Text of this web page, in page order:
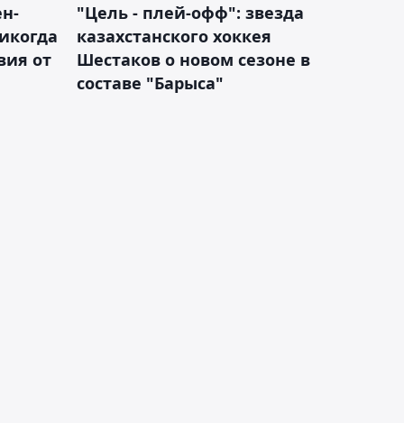
от
"Цель - плей-офф": звезда
казахстанского хоккея
Шестаков о новом сезоне в
составе "Барыса"